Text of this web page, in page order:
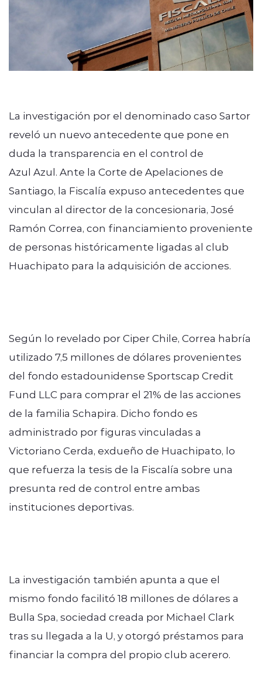
La investigación por el denominado caso Sartor
reveló un nuevo antecedente que pone en
duda la transparencia en el control de
Azul Azul. Ante la Corte de Apelaciones de
Santiago, la Fiscalía expuso antecedentes que
vinculan al director de la concesionaria, José
Ramón Correa, con financiamiento proveniente
de personas históricamente ligadas al club
Huachipato para la adquisición de acciones.
Según lo revelado por Ciper Chile, Correa habría
utilizado 7,5 millones de dólares provenientes
del fondo estadounidense Sportscap Credit
Fund LLC para comprar el 21% de las acciones
de la familia Schapira. Dicho fondo es
administrado por figuras vinculadas a
Victoriano Cerda, exdueño de Huachipato, lo
que refuerza la tesis de la Fiscalía sobre una
presunta red de control entre ambas
instituciones deportivas.
La investigación también apunta a que el
mismo fondo facilitó 18 millones de dólares a
Bulla Spa, sociedad creada por Michael Clark
tras su llegada a la U, y otorgó préstamos para
financiar la compra del propio club acerero.